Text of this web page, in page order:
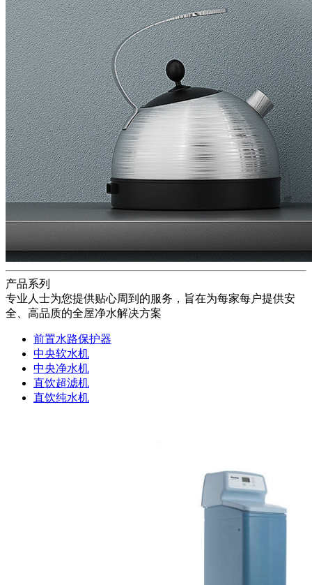
产品系列
专业人士为您提供贴心周到的服务，旨在为每家每户提供安
全、高品质的全屋净水解决方案
前置水路保护器
中央软水机
中央净水机
直饮超滤机
直饮纯水机